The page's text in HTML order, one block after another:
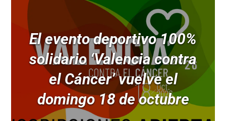
El evento deportivo 100%
solidario ‘Valencia contra
el Cáncer’ vuelve el
domingo 18 de octubre